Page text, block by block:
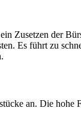
Zusetzen der
Es führt zu
an. Die